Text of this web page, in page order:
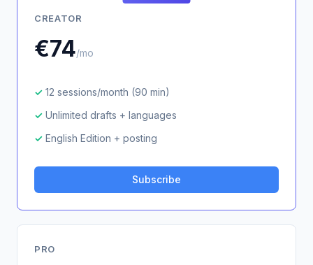
CREATOR
€74/mo
12 sessions/month (90 min)
Unlimited drafts + languages
English Edition + posting
Subscribe
PRO